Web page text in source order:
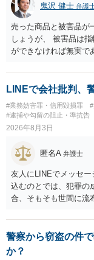
鬼沢 健士 弁護
売った商品と被害品が
しょうが、 被害品は
ができなければ無実で
LINEで会社批判、
#業務妨害罪・信用毀損罪
#逮捕や勾留の阻止・準抗告
2026年8月3日
匿名A 弁護士
友人にLINEでメッセ
込むのとでは、犯罪の
合、そもそも世間に流
警察から窃盗の件
か？